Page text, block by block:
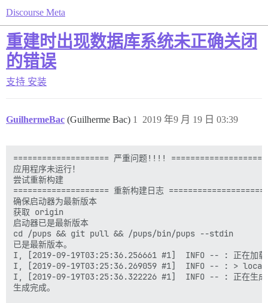
Discourse Meta
重建时出现数据库系统未正确关闭
的错误
支持 安装
GuilhermeBac (Guilherme Bac) 2019 年9 月 19 日 03:39
1
==================== 严重问题!!!! ====================
应用程序未运行！
尝试重新构建
==================== 重新构建日志 ====================
确保启动器为最新版本
获取 origin
启动器已是最新版本
cd /pups && git pull && /pups/bin/pups --stdin
已是最新版本。
I, [2019-09-19T03:25:36.256661 #1]  INFO -- : 正在加
I, [2019-09-19T03:25:36.269059 #1]  INFO -- : >
I, [2019-09-19T03:25:36.322226 #1]  INFO -- : 正在生成
生成完成。